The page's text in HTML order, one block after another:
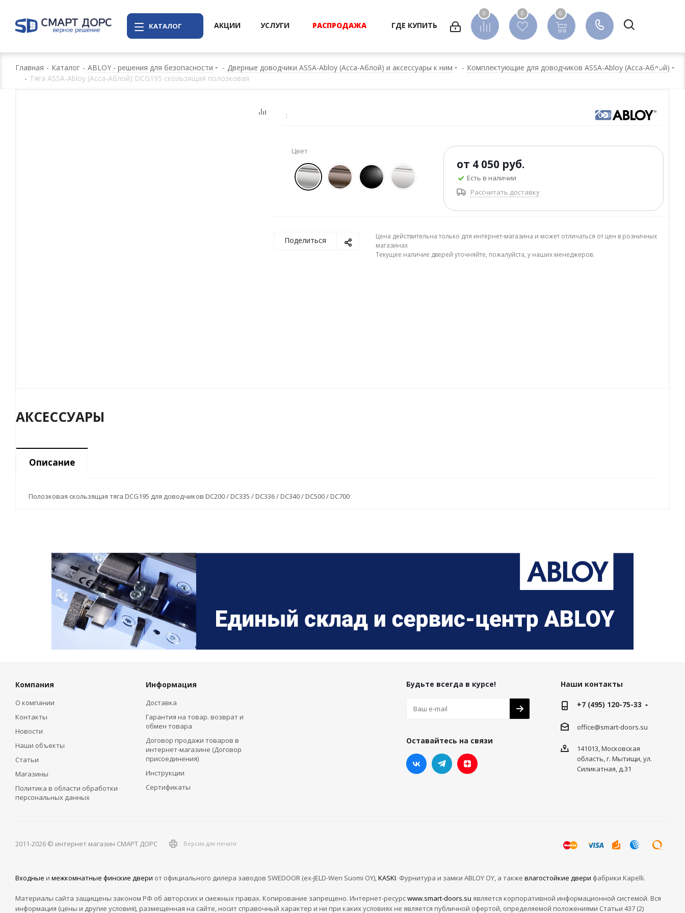
КАТАЛОГ
0 0 0
0
АКЦИИ УСЛУГИ РАСПРОДАЖА ГДЕ КУПИТЬ
Главная - Каталог - ABLOY - решения для безопасности - Дверные доводчики ASSA-Abloy (Асса-Аблой) и аксессуары к ним - Комплектующие для доводчиков ASSA-Abloy (Асса-Аблой)
- Тяга ASSA-Abloy (Асса-Аблой) DCG195 скользящая полозковая
:
от 4 050 руб.
Есть в наличии
Рассчитать доставку
Цвет
Поделиться
Цена действительна только для интернет-магазина и может отличаться от цен в розничных
магазинах
Текущее наличие дверей уточняйте, пожалуйста, у наших менеджеров.
АКСЕССУАРЫ
Описание
Полозковая скользящая тяга DCG195 для доводчиков DC200 / DC335 / DC336 / DC340 / DC500 / DC700
Компания
О компании
Контакты
Новости
Наши объекты
Статьи
Магазины
Политика в области обработки
персональных данных
Информация
Доставка
Гарантия на товар. возврат и
обмен товара
Договор продажи товаров в
интернет-магазине (Договор
присоединения)
Инструкции
Сертификаты
Будьте всегда в курсе!
Оставайтесь на связи
Наши контакты
+7 (495) 120-75-33
office@smart-doors.su
141013, Московская
область, г. Мытищи, ул.
Силикатная, д.31
2011-2026 © интернет магазин СМАРТ ДОРС Версия для печати
Входные и межкомнатные финские двери от официального дилера заводов SWEDOOR (ex-JELD-Wen Suomi OY),KASKI. Фурнитура и замки ABLOY OY, а также влагостойкие двери фабрики Kapelli.
Материалы сайта защищены законом РФ об авторских и смежных правах. Копирование запрещено. Интернет-ресурсwww.smart-doors.su является корпоративной информационной системой. Вся
информация (цены и другие условия), размещенная на сайте, носит справочный характер и ни при каких условиях не является публичной офертой, определяемой положениями Статьи 437 (2)